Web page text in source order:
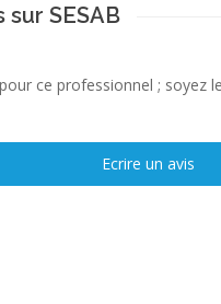
sur SESAB
ce professionnel ; soyez
Ecrire un avis